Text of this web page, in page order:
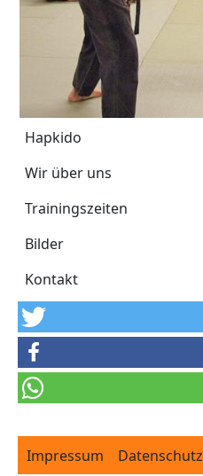
Hapkido
Hapkido
Wir über uns
Trainingszeiten
Bilder
Kontakt
Footer
Impressum Datenschutz